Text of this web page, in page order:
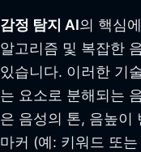
감정 탐지 AI의 핵심
알고리즘 및 복잡한
있습니다. 이러한 기
는 요소로 분해되는
은 음성의 톤, 음높이
마커 (예: 키워드 또